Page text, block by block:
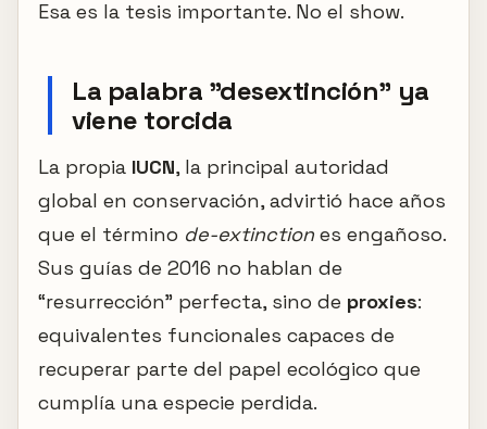
Esa es la tesis importante. No el show.
La palabra "desextinción" ya
viene torcida
La propia IUCN, la principal autoridad
global en conservación, advirtió hace años
que el término de-extinction es engañoso.
Sus guías de 2016 no hablan de
“resurrección” perfecta, sino de proxies:
equivalentes funcionales capaces de
recuperar parte del papel ecológico que
cumplía una especie perdida.